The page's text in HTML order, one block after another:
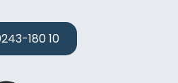
180 10